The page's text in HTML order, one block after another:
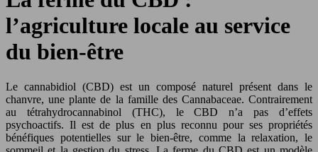
l’agriculture locale au service
du bien-être
Le cannabidiol (CBD) est un composé naturel présent dans le
chanvre, une plante de la famille des Cannabaceae. Contrairement
au tétrahydrocannabinol (THC), le CBD n’a pas d’effets
psychoactifs. Il est de plus en plus reconnu pour ses propriétés
bénéfiques potentielles sur le bien-être, comme la relaxation, le